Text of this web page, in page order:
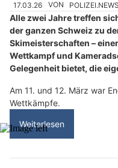
17.03.26 VON
Alle zwei Jahre treffen
der ganzen Schweiz zu
Skimeisterschaften –
Wettkampf und
Gelegenheit bietet, die
Am 11. und 12. März war
Wettkämpfe.
Weiterlesen